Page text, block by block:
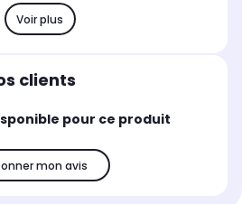
Voir plus
clients
pour ce produit
mon avis